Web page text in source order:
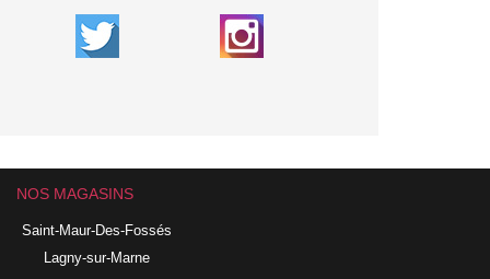
NOS MAGASINS
Saint-Maur-Des-Fossés
Lagny-sur-Marne